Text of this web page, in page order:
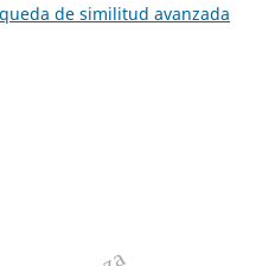
de similitud avanzada